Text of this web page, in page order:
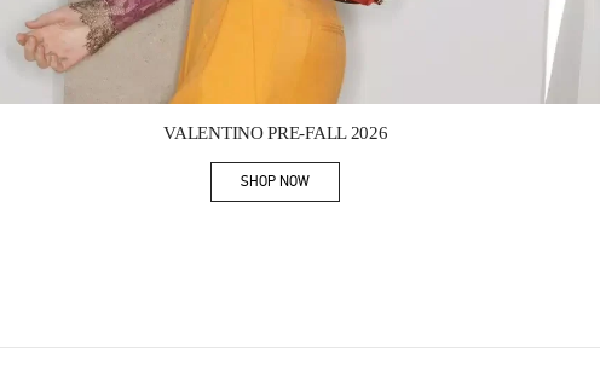
VALENTINO PRE-FALL 2026
SHOP NOWLink Opens in New Tab